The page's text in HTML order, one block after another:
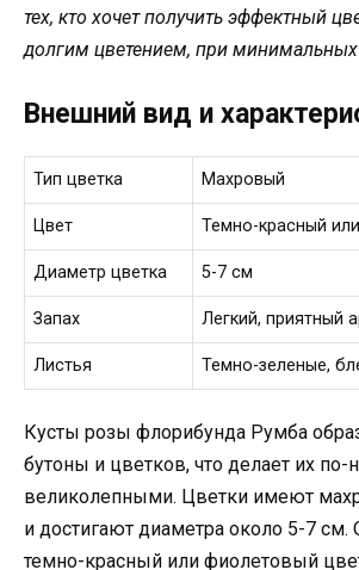
тех, кто хочет получить эффектный
долгим цветением, при минимальных
Внешний вид и
Тип цветка Махровый
Цвет Темно-красный
Диаметр цветка 5-7 см
Запах Легкий, приятный
Листья Темно-зеленые,
Кусты розы флорибунда Румба
бутоны и цветков, что делает их по-
великолепными. Цветки имеют
и достигают диаметра около 5-7
темно-красный или фиолетовый